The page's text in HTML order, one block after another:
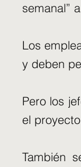
semanal”
Los
y deben
Pero los
el
También